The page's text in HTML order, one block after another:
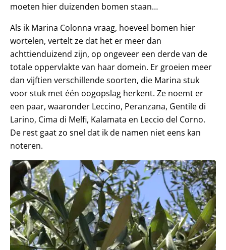
moeten hier duizenden bomen staan…
Als ik Marina Colonna vraag, hoeveel bomen hier
wortelen, vertelt ze dat het er meer dan
achttienduizend zijn, op ongeveer een derde van de
totale oppervlakte van haar domein. Er groeien meer
dan vijftien verschillende soorten, die Marina stuk
voor stuk met één oogopslag herkent. Ze noemt er
een paar, waaronder Leccino, Peranzana, Gentile di
Larino, Cima di Melfi, Kalamata en Leccio del Corno.
De rest gaat zo snel dat ik de namen niet eens kan
noteren.